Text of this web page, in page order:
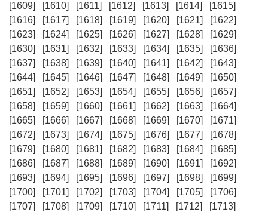
[1609]
[1610] [1611] [1612] [1613] [1614]
[1615]
[1616]
[1617] [1618] [1619] [1620] [1621]
[1622]
[1623]
[1624] [1625] [1626] [1627] [1628]
[1629]
[1630]
[1631] [1632] [1633] [1634] [1635]
[1636]
[1637]
[1638] [1639] [1640] [1641] [1642]
[1643]
[1644]
[1645] [1646] [1647] [1648] [1649]
[1650]
[1651]
[1652] [1653] [1654] [1655] [1656]
[1657]
[1658]
[1659] [1660] [1661] [1662] [1663]
[1664]
[1665]
[1666] [1667] [1668] [1669] [1670]
[1671]
[1672]
[1673] [1674] [1675] [1676] [1677]
[1678]
[1679]
[1680] [1681] [1682] [1683] [1684]
[1685]
[1686]
[1687] [1688] [1689] [1690] [1691]
[1692]
[1693]
[1694] [1695] [1696] [1697] [1698]
[1699]
[1700]
[1701] [1702] [1703] [1704] [1705]
[1706]
[1707]
[1708] [1709] [1710] [1711] [1712]
[1713]